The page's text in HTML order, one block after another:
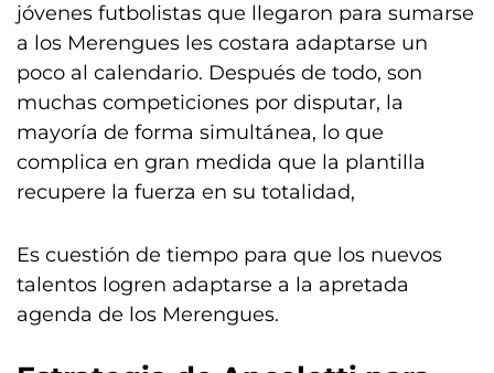
jóvenes futbolistas que llegaron para sumarse
a los Merengues les costara adaptarse un
poco al calendario. Después de todo, son
muchas competiciones por disputar, la
mayoría de forma simultánea, lo que
complica en gran medida que la plantilla
recupere la fuerza en su totalidad,
Es cuestión de tiempo para que los nuevos
talentos logren adaptarse a la apretada
agenda de los Merengues.